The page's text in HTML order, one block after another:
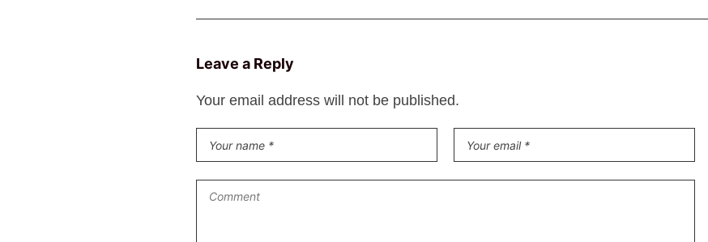
Leave a Reply
Your email address will not be published.